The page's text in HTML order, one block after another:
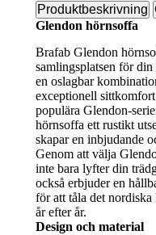
Produktbeskrivning
Glendon hörnsoffa
Brafab Glendon
samlingsplatsen för
en oslagbar
exceptionell
populära Glendon-
hörnsoffa ett rustikt
skapar en inbjudande
Genom att välja
inte bara lyfter din
också erbjuder en
för att tåla det
år efter år.
Design och material